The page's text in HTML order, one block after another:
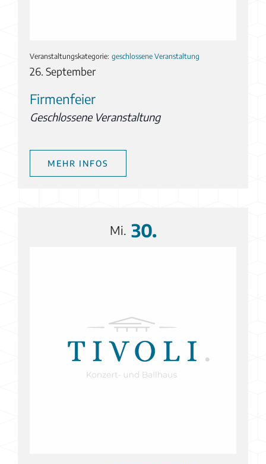
26. September
Veranstaltungskategorie: geschlossene Veranstaltung
Firmenfeier
Geschlossene Veranstaltung
MEHR INFOS
Mi. 30.